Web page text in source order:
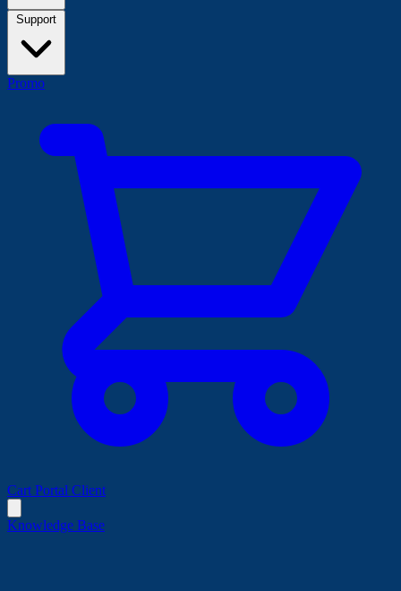
Support
Promo
Cart Portal Client
Knowledge Base